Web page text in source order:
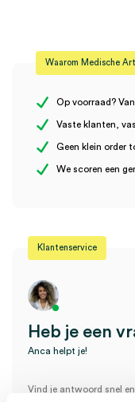
Materiaal
Steriel
Er zijn nog geen
latex-foley, CH 22
Waarom Medische
Op voorraad?
Vaste klanten,
Geen klein order
We scoren een
Klantenservice
Heb je een
Anca helpt je!
Vind je antwoord snel